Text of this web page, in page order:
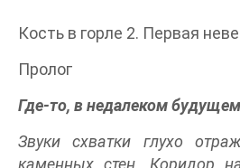
Кость в горле 2. Первая
Пролог
Где-то, в недалеком
Звуки схватки глухо
каменных стен. Коридор